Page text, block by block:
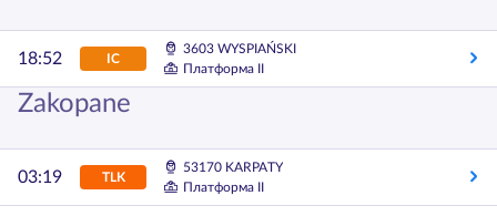
18:52 IC
3603 WYSPIAŃSKI
Платформа II
Zakopane
03:19 TLK
53170 KARPATY
Платформа II